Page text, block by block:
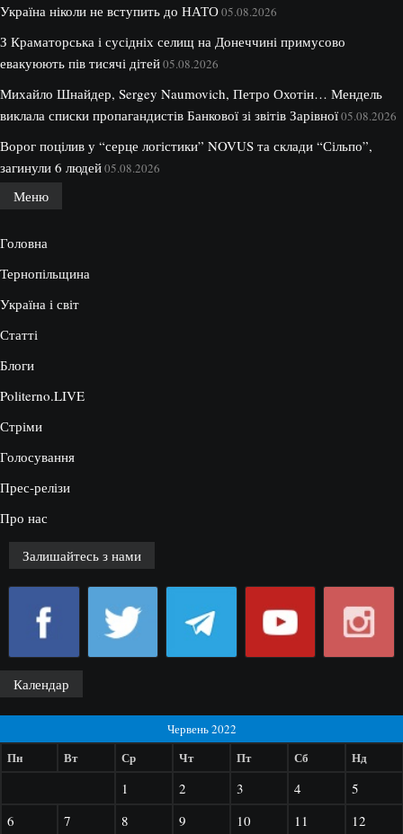
Україна ніколи не вступить до НАТО05.08.2026
З Краматорська і сусідніх селищ на Донеччині примусово
евакуюють пів тисячі дітей05.08.2026
Михайло Шнайдер, Sergey Naumovich, Петро Охотін… Мендель
виклала списки пропагандистів Банкової зі звітів Зарівної05.08.2026
Ворог поцілив у “серце логістики” NOVUS та склади “Сільпо”,
загинули 6 людей05.08.2026
Меню
Головна
Тернопільщина
Україна і світ
Статті
Блоги
Politerno.LIVE
Стріми
Голосування
Прес-релізи
Про нас
Залишайтесь з нами
Календар
Червень 2022
Пн Вт Ср Чт Пт Сб Нд
1 2 3 4
5
6
7 8 9 10 11 12